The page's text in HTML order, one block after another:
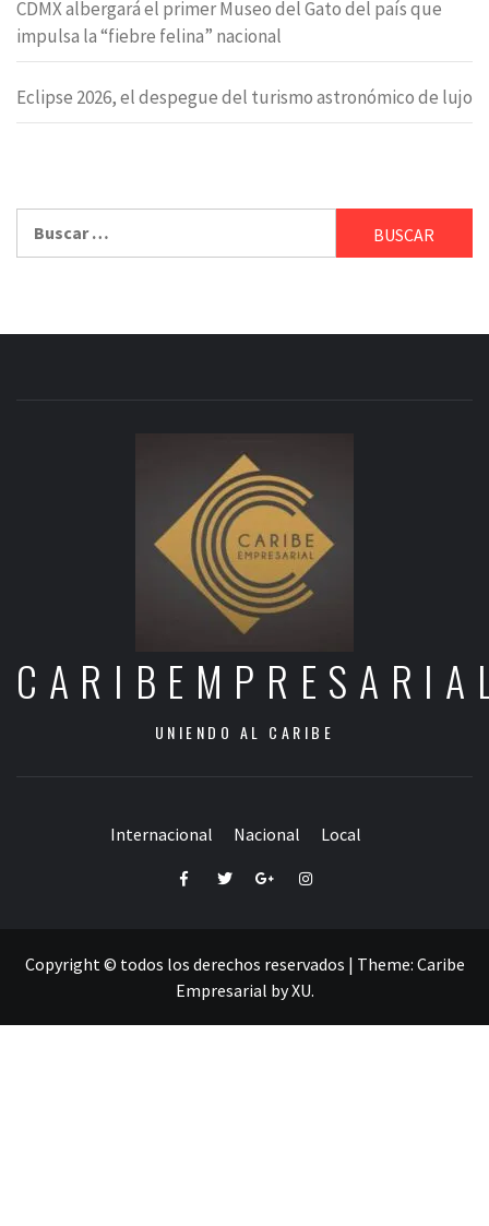
CDMX albergará el primer Museo del Gato del país que
impulsa la “fiebre felina” nacional
Eclipse 2026, el despegue del turismo astronómico de lujo
UNIENDO AL CARIBE
Internacional Nacional Local
FacebookTwitterGoogle+Instagram
Copyright © todos los derechos reservados | Theme: Caribe
Empresarial byXU.